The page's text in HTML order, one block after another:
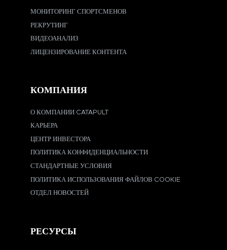
МОНИТОРИНГ СПОРТСМЕНОВ
РЕКРУТИНГ
ВИДЕОАНАЛИЗ
ЛИЦЕНЗИРОВАНИЕ КОНТЕНТА
КОМПАНИЯ
О КОМПАНИИ CATAPULT
КАРЬЕРА
ЦЕНТР ИНВЕСТОРА
ПОЛИТИКА КОНФИДЕНЦИАЛЬНОСТИ
СТАНДАРТНЫЕ УСЛОВИЯ
ПОЛИТИКА ИСПОЛЬЗОВАНИЯ ФАЙЛОВ COOKIE
ОТДЕЛ НОВОСТЕЙ
РЕСУРСЫ